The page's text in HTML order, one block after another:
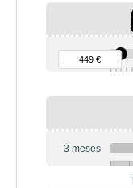
90 €
449 €
3 meses